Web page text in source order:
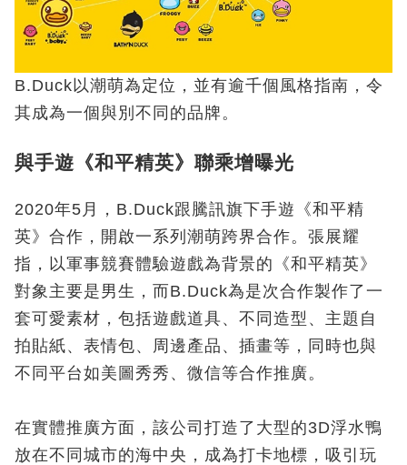
B.Duck以潮萌為定位，並有逾千個風格指南，令
其成為一個與別不同的品牌。
與手遊《和平精英》聯乘增曝光
2020年5月，B.Duck跟騰訊旗下手遊《和平精
英》合作，開啟一系列潮萌跨界合作。張展耀
指，以軍事競賽體驗遊戲為背景的《和平精英》
對象主要是男生，而B.Duck為是次合作製作了一
套可愛素材，包括遊戲道具、不同造型、主題自
拍貼紙、表情包、周邊產品、插畫等，同時也與
不同平台如美圖秀秀、微信等合作推廣。
在實體推廣方面，該公司打造了大型的3D浮水鴨
放在不同城市的海中央，成為打卡地標，吸引玩